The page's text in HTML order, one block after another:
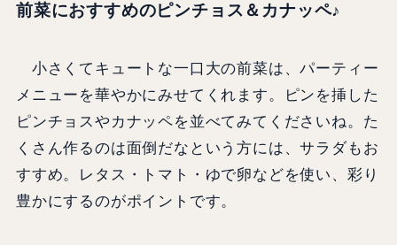
前菜におすすめのピンチョス＆カナッペ♪
小さくてキュートな一口大の前菜は、パーティー
メニューを華やかにみせてくれます。ピンを挿した
ピンチョスやカナッペを並べてみてくださいね。た
くさん作るのは面倒だなという方には、サラダもお
すすめ。レタス・トマト・ゆで卵などを使い、彩り
豊かにするのがポイントです。